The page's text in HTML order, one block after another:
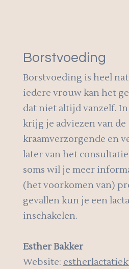
Borstvoeding
Borstvoeding is heel
iedere vrouw kan het
dat niet altijd vanzelf.
krijg je adviezen van de
kraamverzorgende en
later van het
soms wil je meer
(het voorkomen van)
gevallen kun je een
inschakelen.
Esther Bakker
Website: